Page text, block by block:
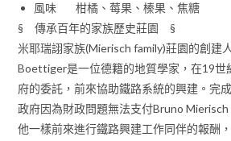
風味 柑橘、莓果、榛果、焦糖
§ 傳承百年的家族歷史莊園 §
米耶瑞詡家族(Mierisch family)莊園的創建
Boettiger是一位德籍的地質學家，在19世
府的委託，前來協助鐵路系統的興建。完
政府因為財政問題無法支付Bruno
他一樣前來進行鐵路興建工作同伴的報酬